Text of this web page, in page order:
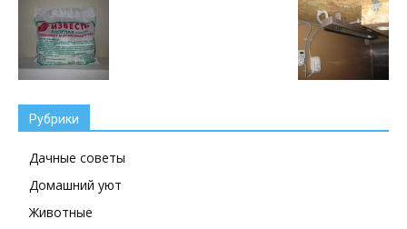
Рубрики
Дачные советы
Домашний уют
Животные